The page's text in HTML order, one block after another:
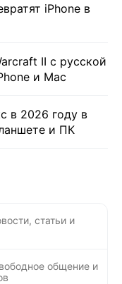
iPhone в
II с русской
и Mac
в 2026 году в
и ПК
статьи и
общение и